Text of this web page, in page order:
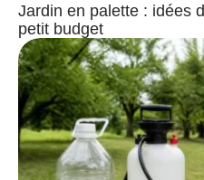
Jardin en palette : idées
petit budget